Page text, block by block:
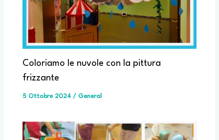
Coloriamo le nuvole con la pittura
frizzante
5 Ottobre 2024 / General